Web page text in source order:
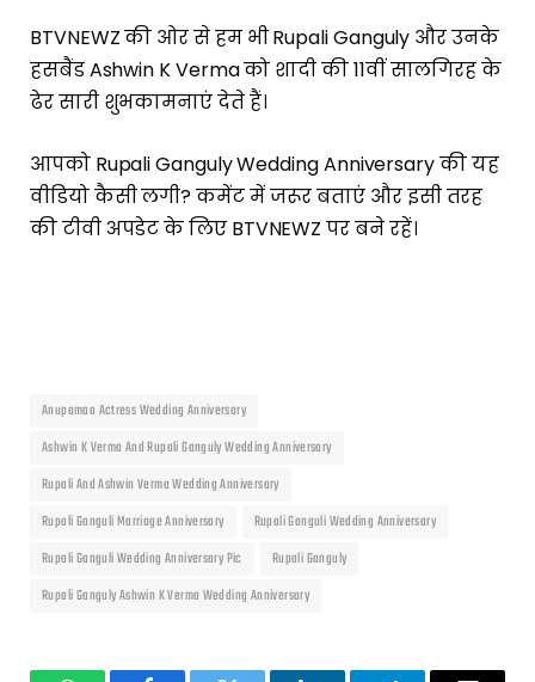
BTVNEWZ की ओर से हम भी Rupali Ganguly और उनके
हसबैंड Ashwin K Verma को शादी की 11वीं सालगिरह के
ढेर सारी शुभकामनाएं देते हैं।
आपको Rupali Ganguly Wedding Anniversary की यह
वीडियो कैसी लगी? कमेंट में जरूर बताएं और इसी तरह
की टीवी अपडेट के लिए BTVNEWZ पर बने रहें।
Anupamaa Actress Wedding Anniversary
Ashwin K Verma And Rupali Ganguly Wedding Anniversary
Rupali And Ashwin Verma Wedding Anniversary
Rupali Ganguli Marriage Anniversary
Rupali Ganguli Wedding Anniversary
Rupali Ganguli Wedding Anniversary Pic
Rupali Ganguly
Rupali Ganguly Ashwin K Verma Wedding Anniversary